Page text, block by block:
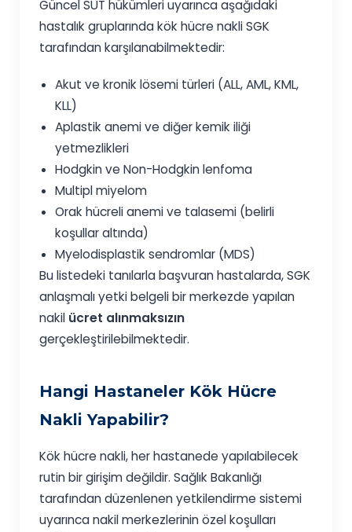
Güncel SUT hükümleri uyarınca aşağıdaki
hastalık gruplarında kök hücre nakli SGK
tarafından karşılanabilmektedir:
Akut ve kronik lösemi türleri (ALL, AML, KML,
KLL)
Aplastik anemi ve diğer kemik iliği
yetmezlikleri
Hodgkin ve Non-Hodgkin lenfoma
Multipl miyelom
Orak hücreli anemi ve talasemi (belirli
koşullar altında)
Myelodisplastik sendromlar (MDS)
Bu listedeki tanılarla başvuran hastalarda, SGK
anlaşmalı yetki belgeli bir merkezde yapılan
nakil ücret alınmaksızın
gerçekleştirilebilmektedir.
Hangi Hastaneler Kök Hücre
Nakli Yapabilir?
Kök hücre nakli, her hastanede yapılabilecek
rutin bir girişim değildir. Sağlık Bakanlığı
tarafından düzenlenen yetkilendirme sistemi
uyarınca nakil merkezlerinin özel koşulları